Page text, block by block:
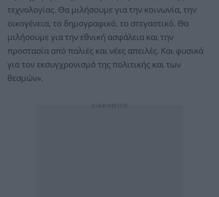
τεχνολογίας. Θα μιλήσουμε για την κοινωνία, την
οικογένεια, το δημογραφικό, το στεγαστικό. Θα
μιλήσουμε για την εθνική ασφάλεια και την
προστασία από παλιές και νέες απειλές. Και φυσικά
για τον εκσυγχρονισμό της πολιτικής και των
θεσμών».